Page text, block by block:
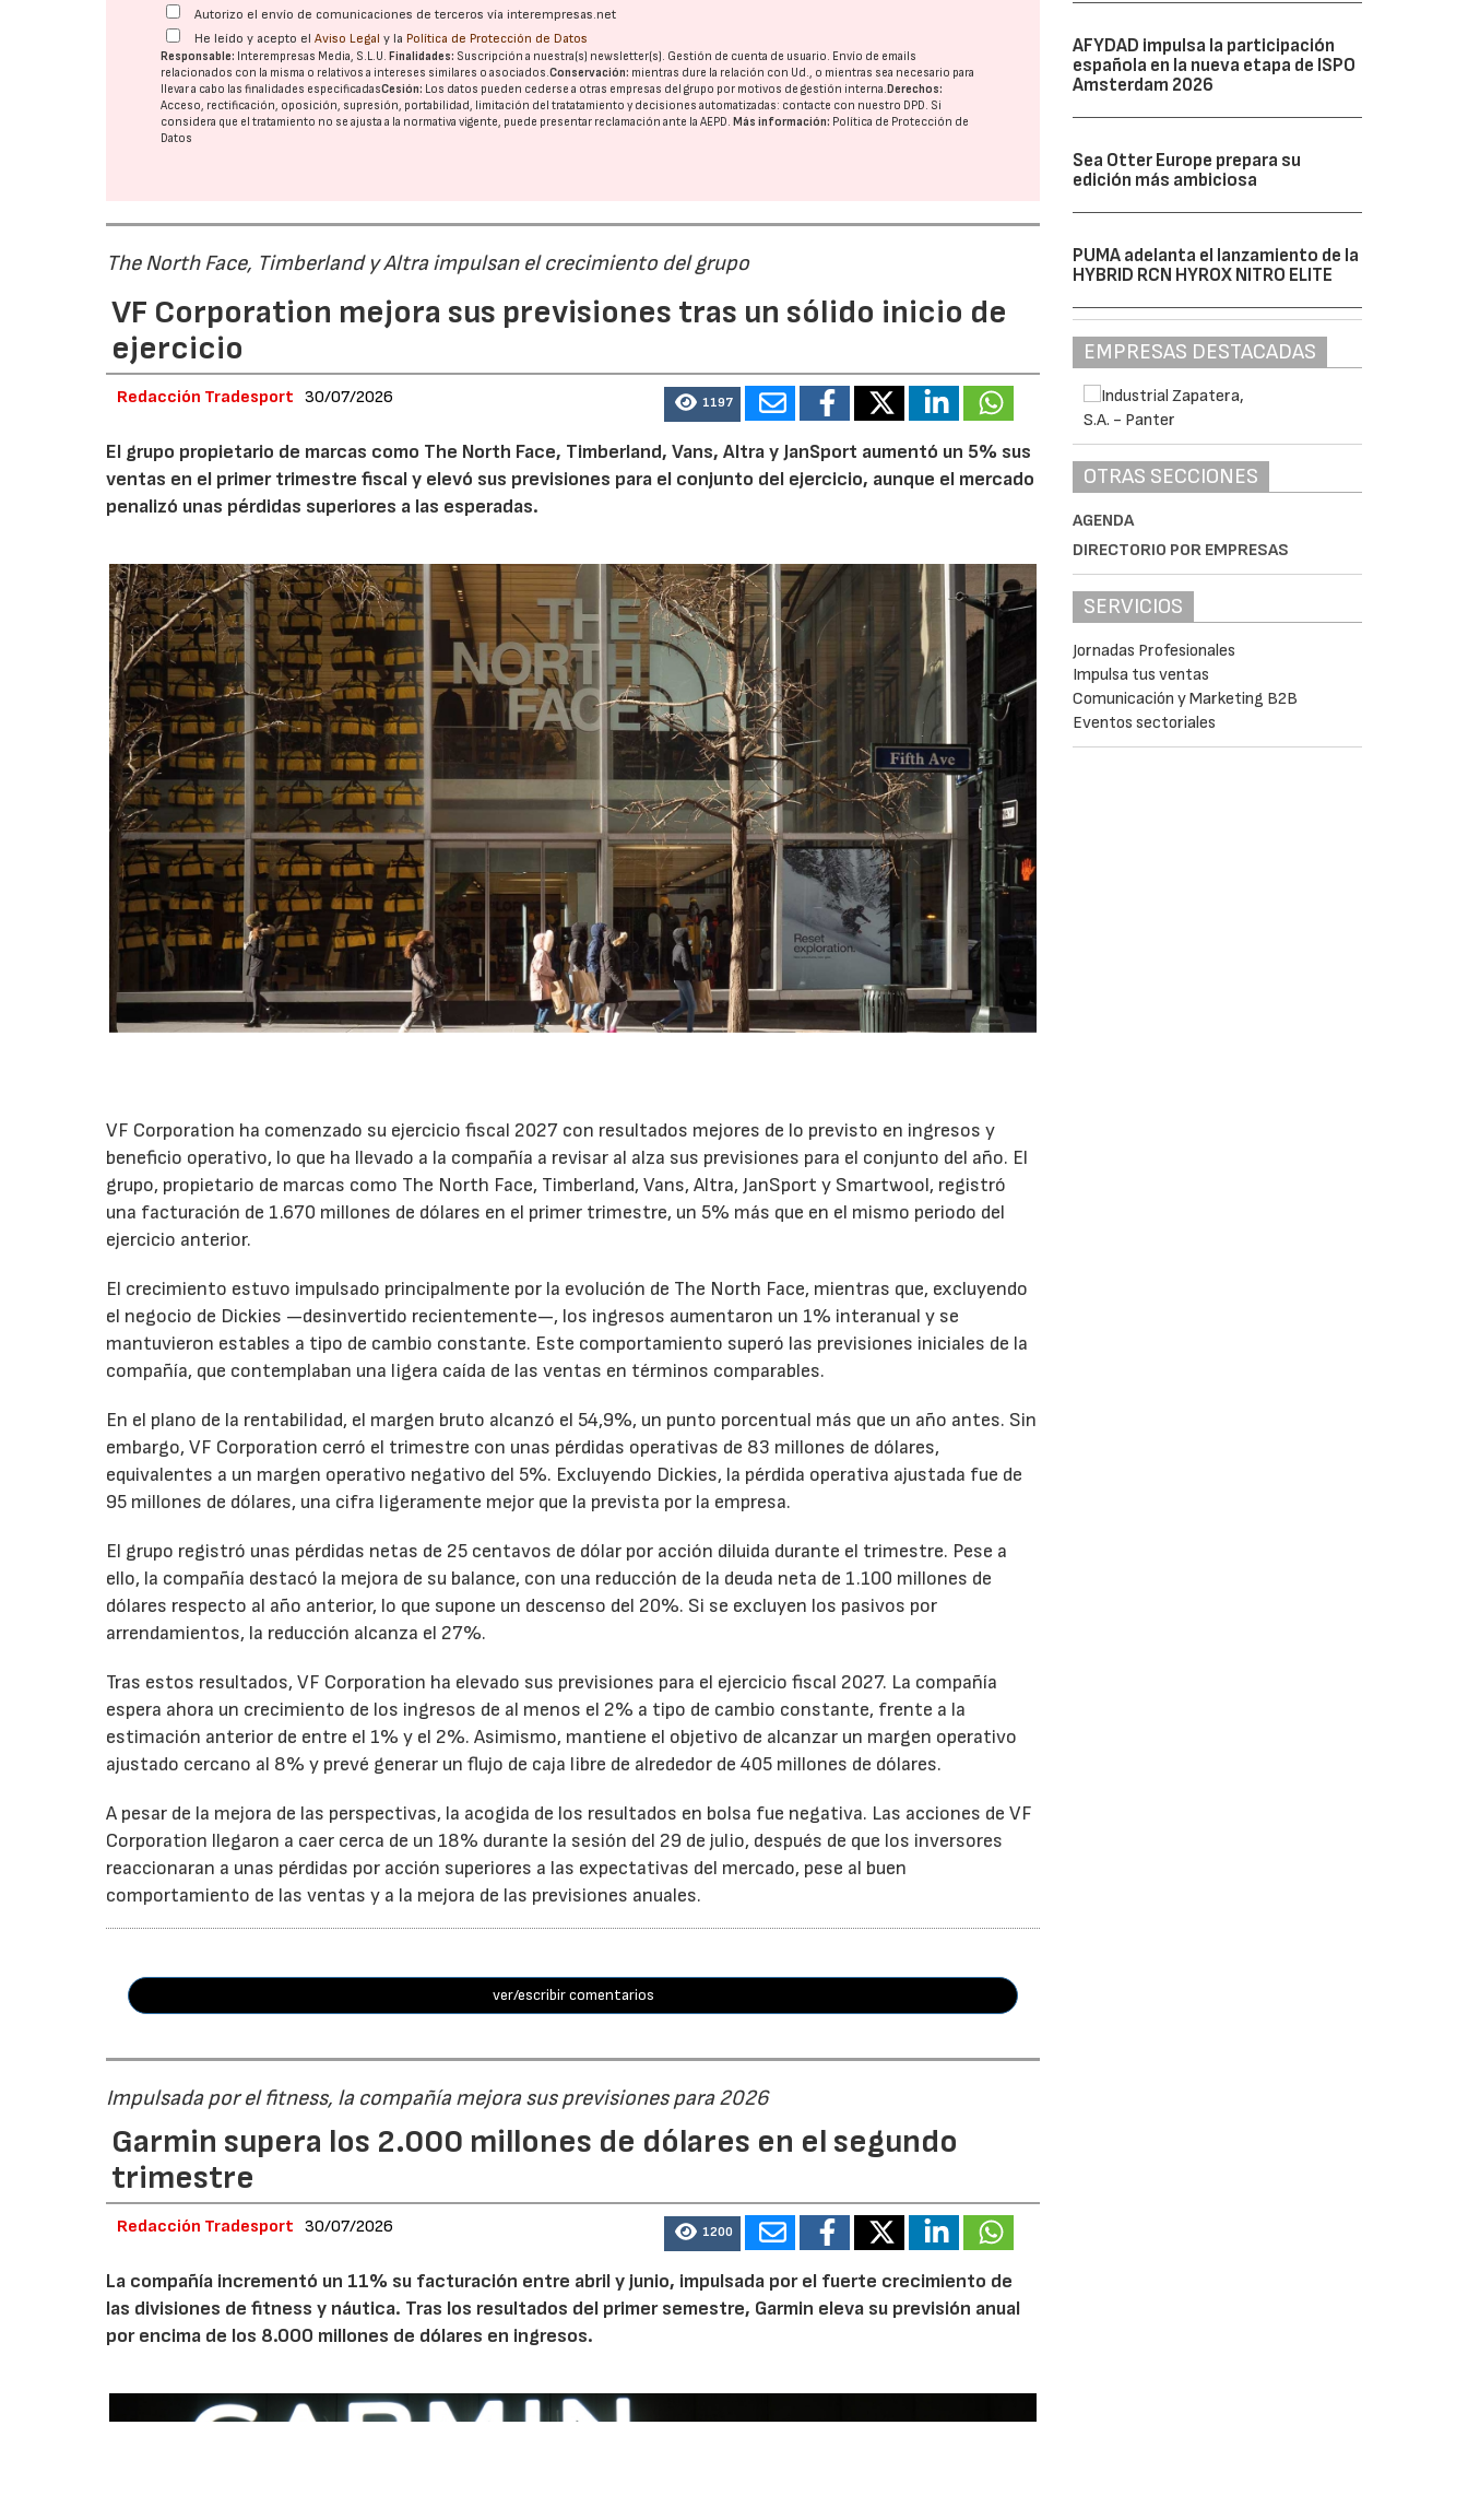
Autorizo el envío de comunicaciones de terceros vía interempresas.net
He leído y acepto elAviso Legal y la Política de Protección de Datos
Responsable: Interempresas Media, S.L.U.Finalidades: Suscripción a nuestra(s) newsletter(s). Gestión de cuenta de usuario. Envío de emails
relacionados con la misma o relativos a intereses similares o asociados.Conservación: mientras dure la relación con Ud., o mientras sea necesario para
llevar a cabo las finalidades especificadasCesión: Los datos pueden cederse a otras empresas del grupo por motivos de gestión interna.Derechos:
Acceso, rectificación, oposición, supresión, portabilidad, limitación del tratatamiento y decisiones automatizadas: contacte con nuestro DPD. Si
considera que el tratamiento no se ajusta a la normativa vigente, puede presentar reclamación ante laAEPD.Más información: Política de Protección de
Datos
The North Face, Timberland y Altra impulsan el crecimiento del grupo
VF Corporation mejora sus previsiones tras un sólido inicio de
ejercicio
Redacción Tradesport 30/07/2026 1197
El grupo propietario de marcas como The North Face, Timberland, Vans, Altra y JanSport aumentó un 5% sus
ventas en el primer trimestre fiscal y elevó sus previsiones para el conjunto del ejercicio, aunque el mercado
penalizó unas pérdidas superiores a las esperadas.
VF Corporation ha comenzado su ejercicio fiscal 2027 con resultados mejores de lo previsto en ingresos y
beneficio operativo, lo que ha llevado a la compañía a revisar al alza sus previsiones para el conjunto del año. El
grupo, propietario de marcas como The North Face, Timberland, Vans, Altra, JanSport y Smartwool, registró
una facturación de 1.670 millones de dólares en el primer trimestre, un 5% más que en el mismo periodo del
ejercicio anterior.
El crecimiento estuvo impulsado principalmente por la evolución de The North Face, mientras que, excluyendo
el negocio de Dickies —desinvertido recientemente—, los ingresos aumentaron un 1% interanual y se
mantuvieron estables a tipo de cambio constante. Este comportamiento superó las previsiones iniciales de la
compañía, que contemplaban una ligera caída de las ventas en términos comparables.
En el plano de la rentabilidad, el margen bruto alcanzó el 54,9%, un punto porcentual más que un año antes. Sin
embargo, VF Corporation cerró el trimestre con unas pérdidas operativas de 83 millones de dólares,
equivalentes a un margen operativo negativo del 5%. Excluyendo Dickies, la pérdida operativa ajustada fue de
95 millones de dólares, una cifra ligeramente mejor que la prevista por la empresa.
El grupo registró unas pérdidas netas de 25 centavos de dólar por acción diluida durante el trimestre. Pese a
ello, la compañía destacó la mejora de su balance, con una reducción de la deuda neta de 1.100 millones de
dólares respecto al año anterior, lo que supone un descenso del 20%. Si se excluyen los pasivos por
arrendamientos, la reducción alcanza el 27%.
Tras estos resultados, VF Corporation ha elevado sus previsiones para el ejercicio fiscal 2027. La compañía
espera ahora un crecimiento de los ingresos de al menos el 2% a tipo de cambio constante, frente a la
estimación anterior de entre el 1% y el 2%. Asimismo, mantiene el objetivo de alcanzar un margen operativo
ajustado cercano al 8% y prevé generar un flujo de caja libre de alrededor de 405 millones de dólares.
A pesar de la mejora de las perspectivas, la acogida de los resultados en bolsa fue negativa. Las acciones de VF
Corporation llegaron a caer cerca de un 18% durante la sesión del 29 de julio, después de que los inversores
reaccionaran a unas pérdidas por acción superiores a las expectativas del mercado, pese al buen
comportamiento de las ventas y a la mejora de las previsiones anuales.
ver/escribir comentarios
Impulsada por el fitness, la compañía mejora sus previsiones para 2026
Garmin supera los 2.000 millones de dólares en el segundo
trimestre
Redacción Tradesport 30/07/2026 1200
La compañía incrementó un 11% su facturación entre abril y junio, impulsada por el fuerte crecimiento de
las divisiones de fitness y náutica. Tras los resultados del primer semestre, Garmin eleva su previsión anual
por encima de los 8.000 millones de dólares en ingresos.
AFYDAD impulsa la participación
española en la nueva etapa de ISPO
Amsterdam 2026
Sea Otter Europe prepara su
edición más ambiciosa
PUMA adelanta el lanzamiento de la
HYBRID RCN HYROX NITRO ELITE
EMPRESAS DESTACADAS
OTRAS SECCIONES
AGENDA
DIRECTORIO POR EMPRESAS
SERVICIOS
Jornadas Profesionales
Impulsa tus ventas
Comunicación y Marketing B2B
Eventos sectoriales